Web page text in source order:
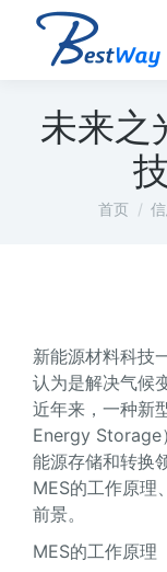
未来之
您在这
首页
新能源材料科技
认为是解决气候
近年来，一种
Energy Storage
能源存储和转换
MES的工作原理
前景。
MES的工作原理